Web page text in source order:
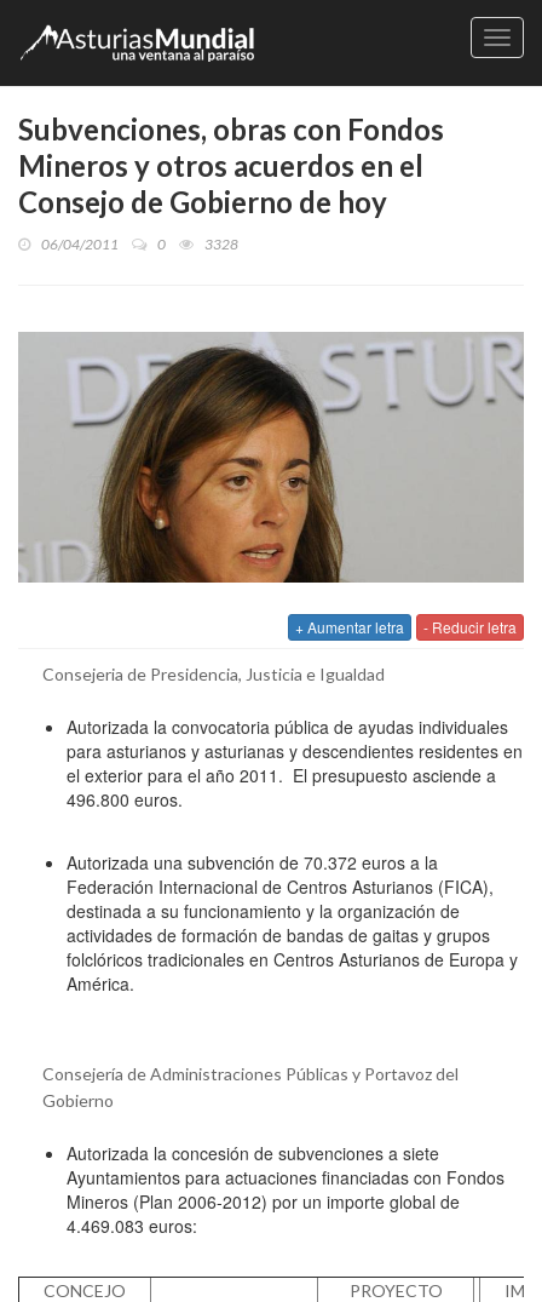
Subvenciones, obras con Fondos
Mineros y otros acuerdos en el
Consejo de Gobierno de hoy
06/04/2011 0 3328
+ Aumentar letra - Reducir letra
Consejeria de Presidencia, Justicia e Igualdad
Autorizada la convocatoria pública de ayudas individuales
para asturianos y asturianas y descendientes residentes en
el exterior para el año 2011. El presupuesto asciende a
496.800 euros.
Autorizada una subvención de 70.372 euros a la
Federación Internacional de Centros Asturianos (FICA),
destinada a su funcionamiento y la organización de
actividades de formación de bandas de gaitas y grupos
folclóricos tradicionales en Centros Asturianos de Europa y
América.
Consejería de Administraciones Públicas y Portavoz del
Gobierno
Autorizada la concesión de subvenciones a siete
Ayuntamientos para actuaciones financiadas con Fondos
Mineros (Plan 2006-2012) por un importe global de
4.469.083 euros:
CONCEJO PROYECTO